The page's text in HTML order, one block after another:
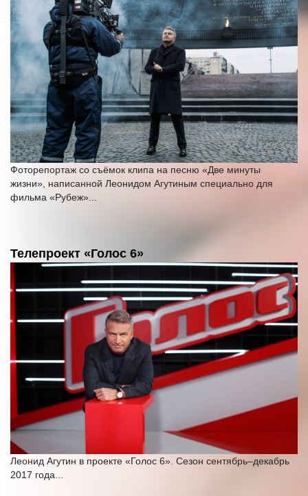
Фоторепортаж со съёмок клипа на песню «Две минуты
жизни», написанной Леонидом Агутиным специально для
фильма «Рубеж»...
Телепроект «Голос 6»
Леонид Агутин в проекте «Голос 6». Сезон сентябрь–декабрь
2017 года...